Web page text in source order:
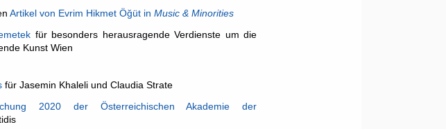
Artikel von Evrim Hikmet Öğüt in Music & Minorities
für besonders herausragende Verdienste um die
Kunst Wien
für Jasemin Khaleli und Claudia Strate
2020 der Österreichischen Akademie der